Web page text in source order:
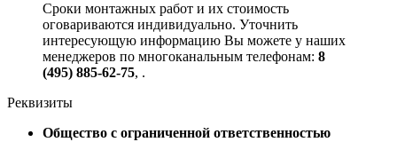
Сроки монтажных работ и их стоимость
оговариваются индивидуально. Уточнить
интересующую информацию Вы можете у наших
менеджеров по многоканальным телефонам: 8
(495) 885-62-75, .
Реквизиты
Общество с ограниченной ответственностью